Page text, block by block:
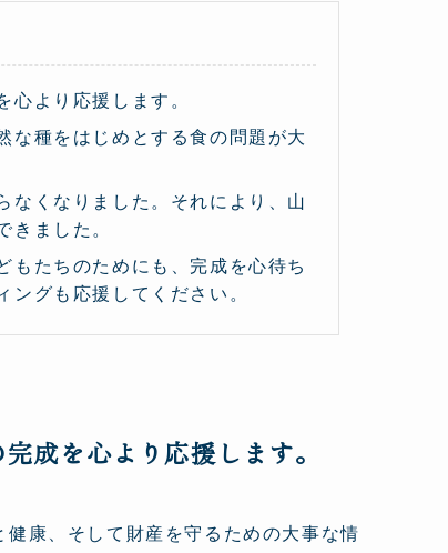
心より応援します。
な種をはじめとする食の問題が大
なくなりました。それにより、山
きました。
もたちのためにも、完成を心待ち
グも応援してください。
成を心より応援します。
康、そして財産を守るための大事な情